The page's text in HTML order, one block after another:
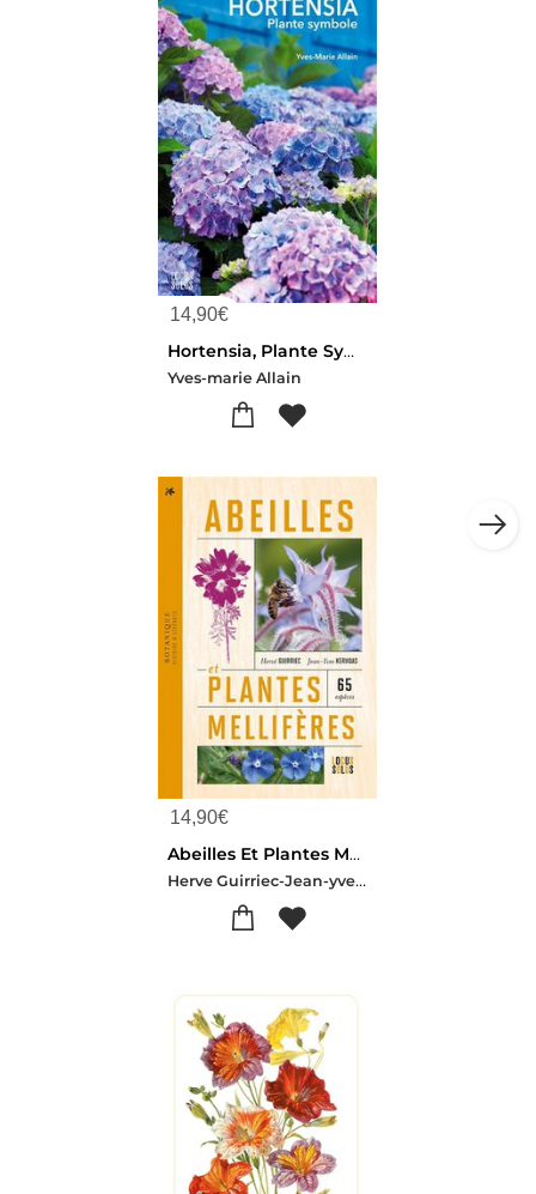
14,90€
Hortensia, Plante Symbole
Yves-marie Allain
14,90€
Abeilles Et Plantes Melliferes
Herve Guirriec-Jean-yves Kerhoas